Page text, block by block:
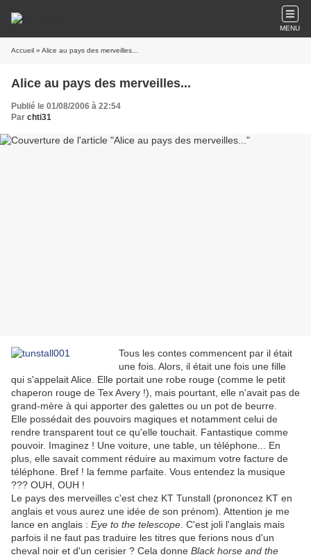
MENU
Accueil » Alice au pays des merveilles...
Alice au pays des merveilles...
Publié le 01/08/2006 à 22:54
Par chti31
Tous les contes commencent par il était
une fois. Alors, il était une fois une fille
qui s'appelait Alice. Elle portait une robe rouge (comme le petit
chaperon rouge de Tex Avery !), mais pourtant, elle n'avait pas de
grand-mère à qui apporter des galettes ou un pot de beurre.
Elle possédait des pouvoirs magiques et notamment celui de
rendre transparent tout ce qu'elle touchait. Fantastique comme
pouvoir. Imaginez ! Une voiture, une table, un téléphone... En
plus, elle savait comment réduire au maximum votre facture de
téléphone. Bref ! la femme parfaite. Vous entendez la musique
??? OUH, OUH !
Le pays des merveilles c'est chez KT Tunstall (prononcez KT en
anglais et vous aurez une idée de son prénom). Attention je me
lance en anglais : Eye to the telescope . C'est joli l'anglais mais
parfois il ne faut pas traduire les titres que ferions nous d'un
cheval noir et d'un cerisier ? Cela donne Black horse and the